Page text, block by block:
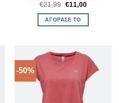
€21,99 Original
was:
€21,99.
€11,00Η
ΑΓΌΡΑΣΈ ΤΟ
-50%